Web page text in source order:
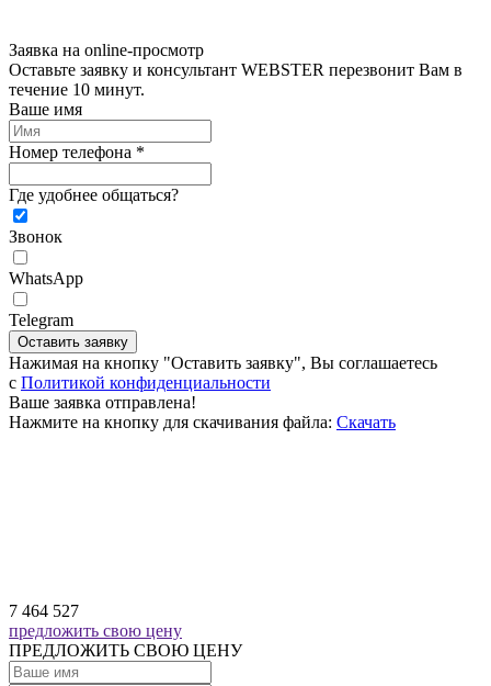
Заявка на online-просмотр
Оставьте заявку и консультант WEBSTER перезвонит Вам в
течение 10 минут.
Ваше имя
Номер телефона *
Где удобнее общаться?
Звонок
WhatsApp
Telegram
Оставить заявку
Нажимая на кнопку "Оставить заявку", Вы соглашаетесь
c Политикой конфиденциальности
Ваше заявка отправлена!
Нажмите на кнопку для скачивания файла: Скачать
7 464 527
предложить свою цену
ПРЕДЛОЖИТЬ СВОЮ ЦЕНУ